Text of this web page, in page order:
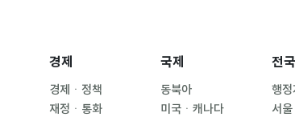
경제
경제ㆍ정책
재정ㆍ통화
국제
동북아
미국ㆍ캐나다
전국
행정
서울